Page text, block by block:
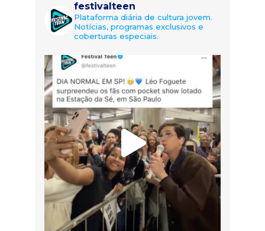
festivalteen
Plataforma diária de cultura jovem.
Notícias, programas exclusivos e
coberturas especiais.